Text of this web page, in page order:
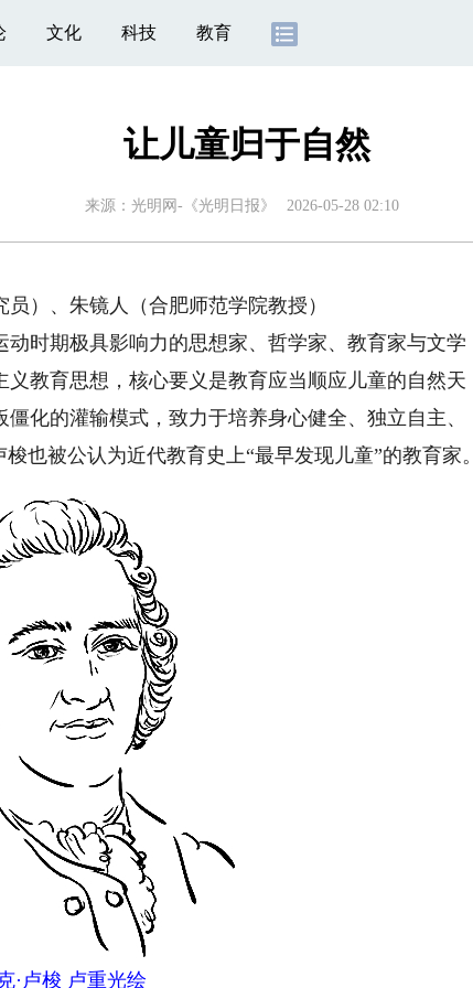
文化 科技 教育
让儿童归于自然
来源： 光明网-《光明日报》 2026-05-28 02:10
、朱镜人（合肥师范学院教授）
时期极具影响力的思想家、哲学家、教育家与文学
教育思想，核心要义是教育应当顺应儿童的自然天
化的灌输模式，致力于培养身心健全、独立自主、
也被公认为近代教育史上“最早发现儿童”的教育家。
·卢梭 卢重光绘